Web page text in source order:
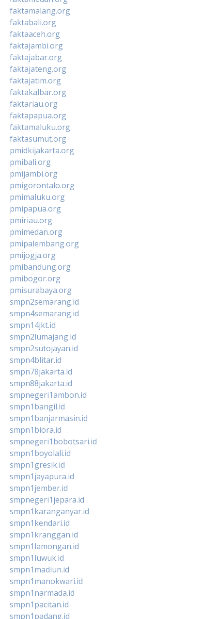
faktamalang.org
faktabali.org
faktaaceh.org
faktajambi.org
faktajabar.org
faktajateng.org
faktajatim.org
faktakalbar.org
faktariau.org
faktapapua.org
faktamaluku.org
faktasumut.org
pmidkijakarta.org
pmibali.org
pmijambi.org
pmigorontalo.org
pmimaluku.org
pmipapua.org
pmiriau.org
pmimedan.org
pmipalembang.org
pmijogja.org
pmibandung.org
pmibogor.org
pmisurabaya.org
smpn2semarang.id
smpn4semarang.id
smpn14jkt.id
smpn2lumajang.id
smpn2sutojayan.id
smpn4blitar.id
smpn78jakarta.id
smpn88jakarta.id
smpnegeri1ambon.id
smpn1bangil.id
smpn1banjarmasin.id
smpn1biora.id
smpnegeri1bobotsari.id
smpn1boyolali.id
smpn1gresik.id
smpn1jayapura.id
smpn1jember.id
smpnegeri1jepara.id
smpn1karanganyar.id
smpn1kendari.id
smpn1kranggan.id
smpn1lamongan.id
smpn1luwuk.id
smpn1madiun.id
smpn1manokwari.id
smpn1narmada.id
smpn1pacitan.id
smpn1padang.id